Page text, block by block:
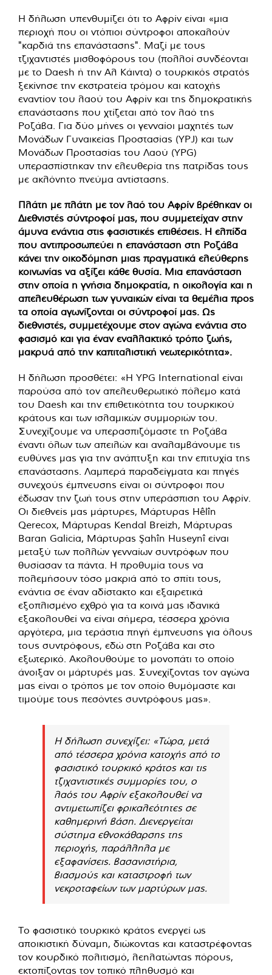
Η δήλωση υπενθυμίζει ότι το Αφρίν είναι «μια
περιοχή που οι ντόπιοι σύντροφοι αποκαλούν
"καρδιά της επανάστασης". Μαζί με τους
τζιχαντιστές μισθοφόρους του (πολλοί συνδέονται
με το Daesh ή την Αλ Κάιντα) ο τουρκικός στρατός
ξεκίνησε την εκστρατεία τρόμου και κατοχής
εναντίον του λαού του Αφρίν και της δημοκρατικής
επανάστασης που χτίζεται από τον λαό της
Ροζάβα. Για δύο μήνες οι γενναίοι μαχητές των
Μονάδων Γυναικείας Προστασίας (YPJ) και των
Μονάδων Προστασίας του Λαού (YPG)
υπερασπίστηκαν την ελευθερία της πατρίδας τους
με ακλόνητο πνεύμα αντίστασης.
Πλάτη με πλάτη με τον λαό του Αφρίν βρέθηκαν οι
Διεθνιστές σύντροφοί μας, που συμμετείχαν στην
άμυνα ενάντια στις φασιστικές επιθέσεις. Η ελπίδα
που αντιπροσωπεύει η επανάσταση στη Ροζάβα
κάνει την οικοδόμηση μιας πραγματικά ελεύθερης
κοινωνίας να αξίζει κάθε θυσία. Μια επανάσταση
στην οποία η γνήσια δημοκρατία, η οικολογία και η
απελευθέρωση των γυναικών είναι τα θεμέλια προς
τα οποία αγωνίζονται οι σύντροφοί μας. Ως
διεθνιστές, συμμετέχουμε στον αγώνα ενάντια στο
φασισμό και για έναν εναλλακτικό τρόπο ζωής,
μακρυά από την καπιταλιστική νεωτερικότητα».
Η δήλωση προσθέτει: «Η YPG International είναι
παρούσα από τον απελευθερωτικό πόλεμο κατά
του Daesh και την επιθετικότητα του τουρκικού
κράτους και των ισλαμικών συμμοριών του.
Συνεχίζουμε να υπερασπιζόμαστε τη Ροζάβα
έναντι όλων των απειλών και αναλαμβάνουμε τις
ευθύνες μας για την ανάπτυξη και την επιτυχία της
επανάστασης. Λαμπερά παραδείγματα και πηγές
συνεχούς έμπνευσης είναι οι σύντροφοι που
έδωσαν την ζωή τους στην υπεράσπιση του Αφρίν.
Οι διεθνείς μας μάρτυρες, Μάρτυρας Hêlîn
Qerecox, Μάρτυρας Kendal Breizh, Μάρτυρας
Baran Galicia, Μάρτυρας Şahîn Huseynî είναι
μεταξύ των πολλών γενναίων συντρόφων που
θυσίασαν τα πάντα. Η προθυμία τους να
πολεμήσουν τόσο μακριά από το σπίτι τους,
ενάντια σε έναν αδίστακτο και εξαιρετικά
εξοπλισμένο εχθρό για τα κοινά μας ιδανικά
εξακολουθεί να είναι σήμερα, τέσσερα χρόνια
αργότερα, μια τεράστια πηγή έμπνευσης για όλους
τους συντρόφους, εδώ στη Ροζάβα και στο
εξωτερικό. Ακολουθούμε το μονοπάτι το οποίο
άνοιξαν οι μάρτυρές μας. Συνεχίζοντας τον αγώνα
μας είναι ο τρόπος με τον οποίο θυμόμαστε και
τιμούμε τους πεσόντες συντρόφους μας».
Η δήλωση συνεχίζει: «Τώρα, μετά
από τέσσερα χρόνια κατοχής από το
φασιστικό τουρκικό κράτος και τις
τζιχαντιστικές συμμορίες του, ο
λαός του Αφρίν εξακολουθεί να
αντιμετωπίζει φρικαλεότητες σε
καθημερινή βάση. Διενεργείται
σύστημα εθνοκάθαρσης της
περιοχής, παράλληλα με
εξαφανίσεις. βασανιστήρια,
βιασμούς και καταστροφή των
νεκροταφείων των μαρτύρων μας.
Το φασιστικό τουρκικό κράτος ενεργεί ως
αποικιστική δύναμη, διώκοντας και καταστρέφοντας
τον κουρδικό πολιτισμό, λεηλατώντας πόρους,
εκτοπίζοντας τον τοπικό πληθυσμό και